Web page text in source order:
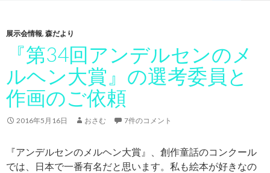
ン
移
動
展示会情報, 森だより
『第34回アンデルセンのメ
ルヘン大賞』の選考委員と
作画のご依頼
2016年5月16日 おさむ 7件のコメント
『アンデルセンのメルヘン大賞』、創作童話のコンクール
では、日本で一番有名だと思います。私も絵本が好きなの